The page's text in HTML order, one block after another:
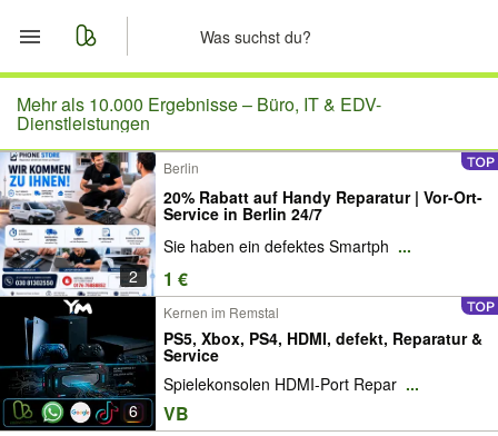
Start
Merkliste
Nachrichten
Anzeige aufgeben
Mehr als 10.000 Ergebnisse – Büro, IT & EDV-
Dienstleistungen
2
Berlin
20% Rabatt auf Handy Reparatur | Vor-Ort-
Service in Berlin 24/7
Sie haben ein defektes Smartph ...
1 €
6
Kernen im Remstal
PS5, Xbox, PS4, HDMI, defekt, Reparatur &
Service
Spielekonsolen HDMI-Port Repar ...
VB